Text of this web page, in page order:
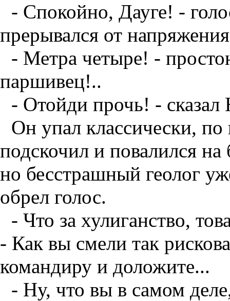
- Спокойно, Дауге! -
прерывался от
- Метра четыре! -
паршивец!..
- Отойди прочь! -
Он упал классически,
подскочил и повалился
но бесстрашный геолог
обрел голос.
- Что за хулиганство,
- Как вы смели так
командиру и доложите...
- Ну, что вы в самом